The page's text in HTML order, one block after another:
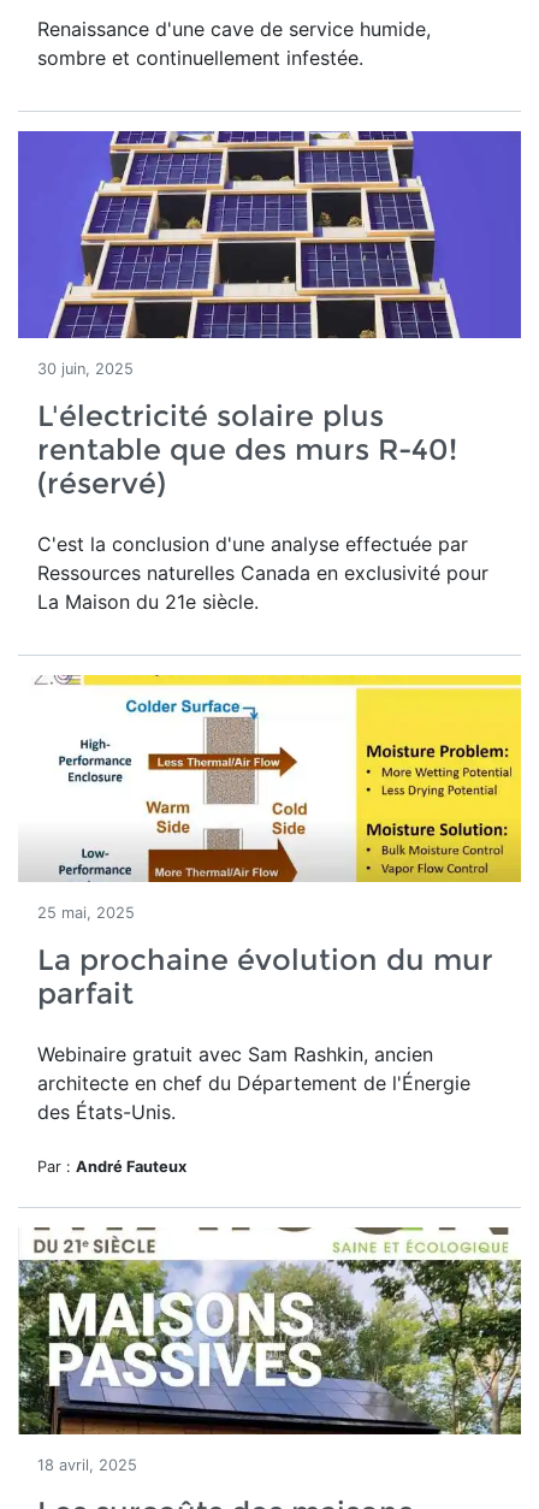
Renaissance d'une cave de service humide,
sombre et continuellement infestée.
30 juin, 2025
L'électricité solaire plus
rentable que des murs R-40!
(réservé)
C'est la conclusion d'une analyse effectuée par
Ressources naturelles Canada en exclusivité pour
La Maison du 21e siècle.
25 mai, 2025
La prochaine évolution du mur
parfait
Webinaire gratuit avec Sam Rashkin, ancien
architecte en chef du Département de l'Énergie
des États-Unis.
Par : André Fauteux
18 avril, 2025